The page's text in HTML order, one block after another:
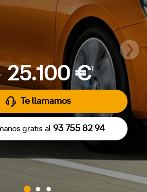
25.100 €1
Te llamamos
gratis al 93 755 82 94